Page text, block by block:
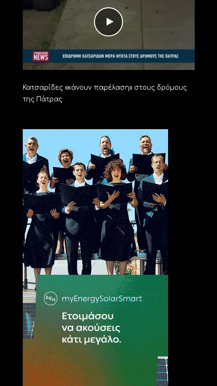
Κατσαρίδες «κάνουν παρέλαση» στους δρόμους
της Πάτρας